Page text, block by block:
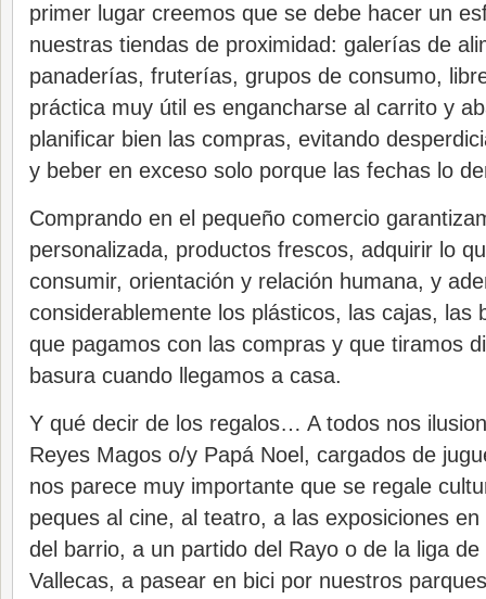
primer lugar creemos que se debe hacer un
nuestras tiendas de proximidad: galerías de
panaderías, fruterías, grupos de consumo,
práctica muy útil es engancharse al carrito y
planificar bien las compras, evitando
y beber en exceso solo porque las fechas lo
Comprando en el pequeño comercio
personalizada, productos frescos, adquirir lo
consumir, orientación y relación humana, y
considerablemente los plásticos, las cajas, las
que pagamos con las compras y que tiramos
basura cuando llegamos a casa.
Y qué decir de los regalos… A todos nos
Reyes Magos o/y Papá Noel, cargados de
nos parece muy importante que se regale
peques al cine, al teatro, a las exposiciones
del barrio, a un partido del Rayo o de la liga
Vallecas, a pasear en bici por nuestros